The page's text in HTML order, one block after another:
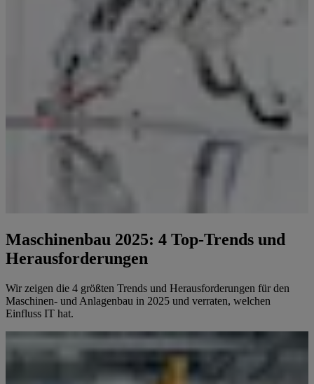
Maschinenbau 2025: 4 Top-Trends und
Herausforderungen
Wir zeigen die 4 größten Trends und Herausforderungen für den
Maschinen- und Anlagenbau in 2025 und verraten, welchen
Einfluss IT hat.